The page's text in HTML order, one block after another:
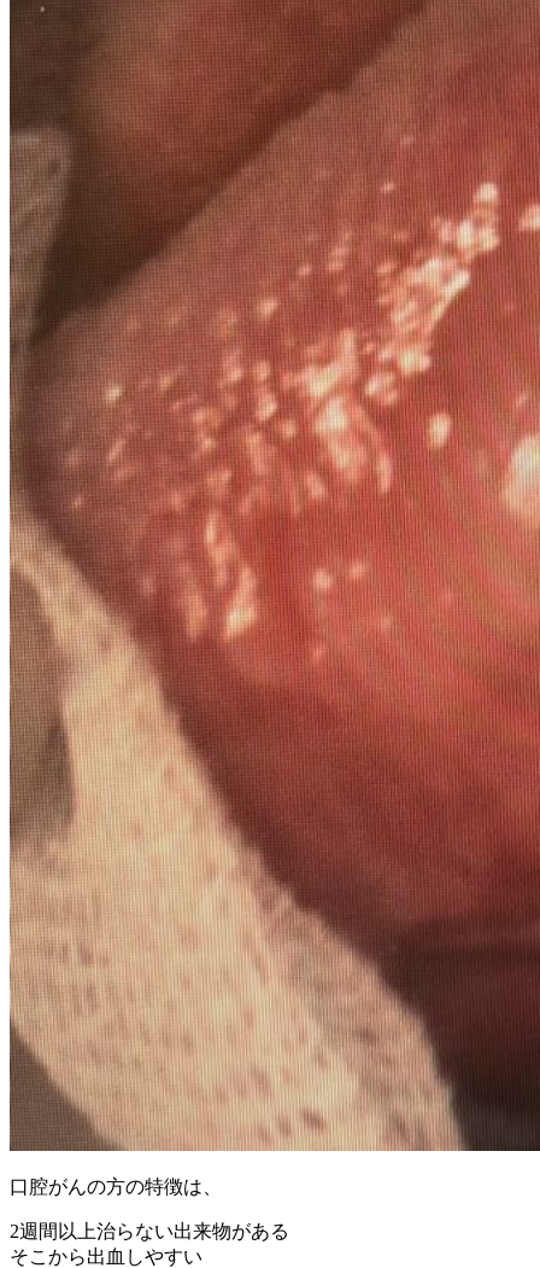
口腔がんの方の特徴は、
2週間以上治らない出来物がある
そこから出血しやすい